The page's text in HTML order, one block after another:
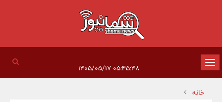
تغییر
وضعیت
ناوبری
خانه